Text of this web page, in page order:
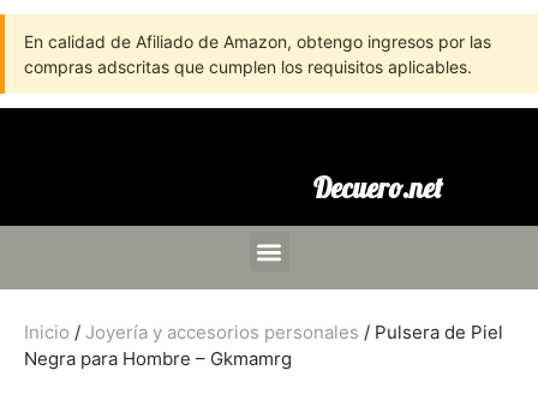
En calidad de Afiliado de Amazon, obtengo ingresos por las
compras adscritas que cumplen los requisitos aplicables.
Decuero.net
Inicio / Joyería y accesorios personales / Pulsera de Piel
Negra para Hombre – Gkmamrg